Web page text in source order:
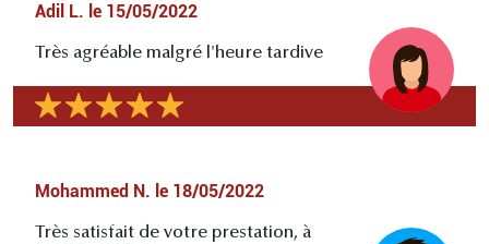
Adil L. le 15/05/2022
Très agréable malgré l'heure tardive
Mohammed N. le 18/05/2022
Très satisfait de votre prestation, à